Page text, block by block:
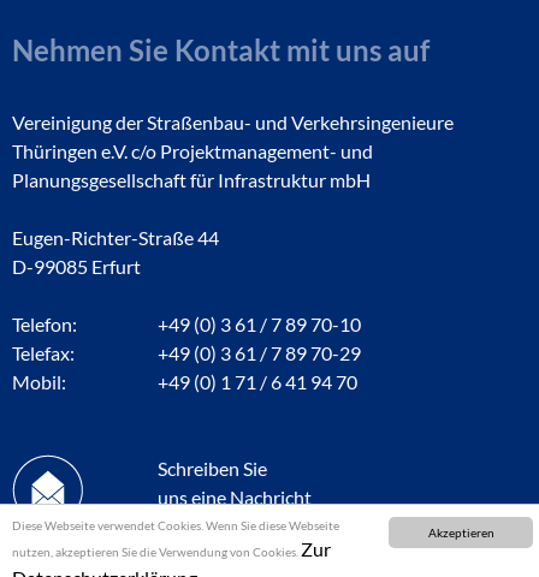
Akzeptieren
Diese Webseite verwendet Cookies. Wenn Sie diese Webseite
nutzen, akzeptieren Sie die Verwendung von Cookies. Zur
Nehmen Sie Kontakt mit uns auf
Vereinigung der Straßenbau- und Verkehrsingenieure
Thüringen e.V. c/o Projektmanagement- und
Planungsgesellschaft für Infrastruktur mbH
Eugen-Richter-Straße 44
D-99085 Erfurt
Telefon:
+49 (0) 3 61 / 7 89 70-10
Telefax:
+49 (0) 3 61 / 7 89 70-29
Mobil:
+49 (0) 1 71 / 6 41 94 70
Schreiben Sie
uns eine Nachricht